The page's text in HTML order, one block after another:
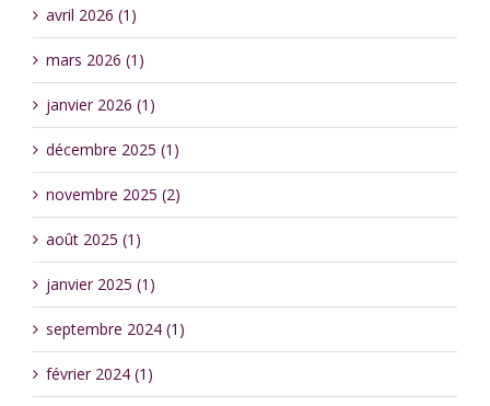
avril 2026 (1)
mars 2026 (1)
janvier 2026 (1)
décembre 2025 (1)
novembre 2025 (2)
août 2025 (1)
janvier 2025 (1)
septembre 2024 (1)
février 2024 (1)